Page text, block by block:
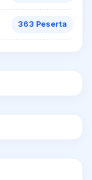
363 Peserta